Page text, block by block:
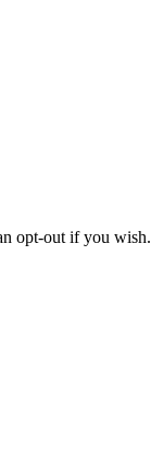
opt-out if you wish.